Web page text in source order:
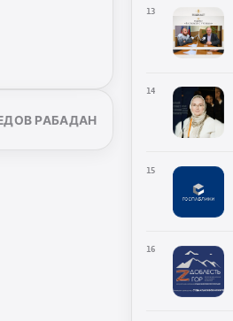
РАБАДАН
13
14
15
16